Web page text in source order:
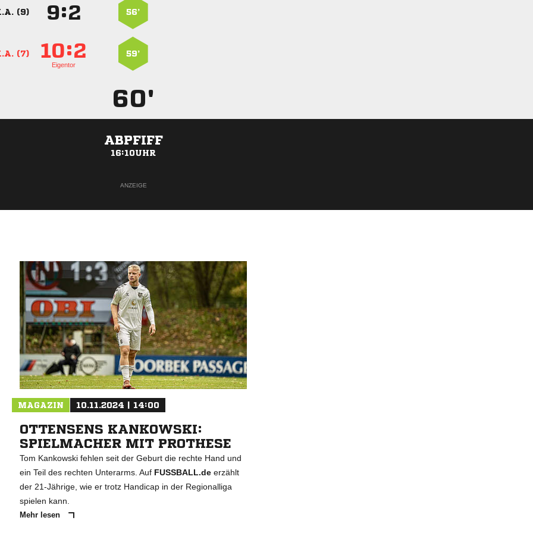
(9) : 56’
(7) :
Eigentor
59’
60'
ABPFIFF
16:10UHR
ANZEIGE
MAGAZIN 10.11.2024 | 14:00
OTTENSENS KANKOWSKI:
SPIELMACHER MIT PROTHESE
Tom Kankowski fehlen seit der Geburt die rechte Hand und
ein Teil des rechten Unterarms. Auf FUSSBALL.deerzählt
der 21-Jährige, wie er trotz Handicap in der Regionalliga
spielen kann.
Mehr lesen